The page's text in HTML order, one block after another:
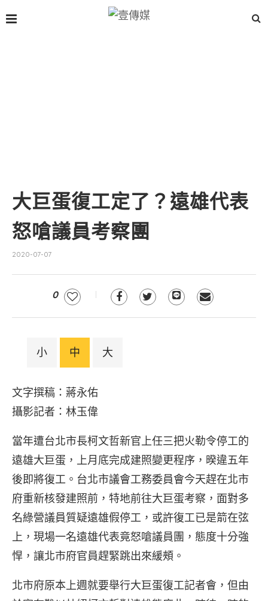
大巨蛋復工定了？遠雄代表
怒嗆議員考察團
2020-07-07
0
小 中 大
文字撰稿：蔣永佑
攝影記者：林玉偉
當年遭台北市長柯文哲新官上任三把火勒令停工的
遠雄大巨蛋，上月底完成建照變更程序，暌違五年
後即將復工。台北市議會工務委員會今天趕在北市
府重新核發建照前，特地前往大巨蛋考察，面對多
名綠營議員質疑遠雄假停工，或許復工已是箭在弦
上，現場一名遠雄代表竟怒嗆議員團，態度十分強
悍，讓北市府官員趕緊跳出來緩頰。
北市府原本上週就要舉行大巨蛋復工記者會，但由